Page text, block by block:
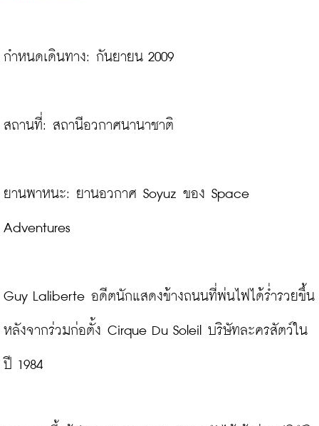
กำหนดเดินทาง: กันยายน 2009
สถานที่: สถานีอวกาศนานาชาติ
ยานพาหนะ: ยานอวกาศ Soyuz ของ Space
Adventures
Guy Laliberte อดีตนักแสดงข้างถนนที่พ่นไฟได้ร่ำรวยขึ้น
หลังจากร่วมก่อตั้ง Cirque Du Soleil บริษัทละครสัตว์ใน
ปี 1984